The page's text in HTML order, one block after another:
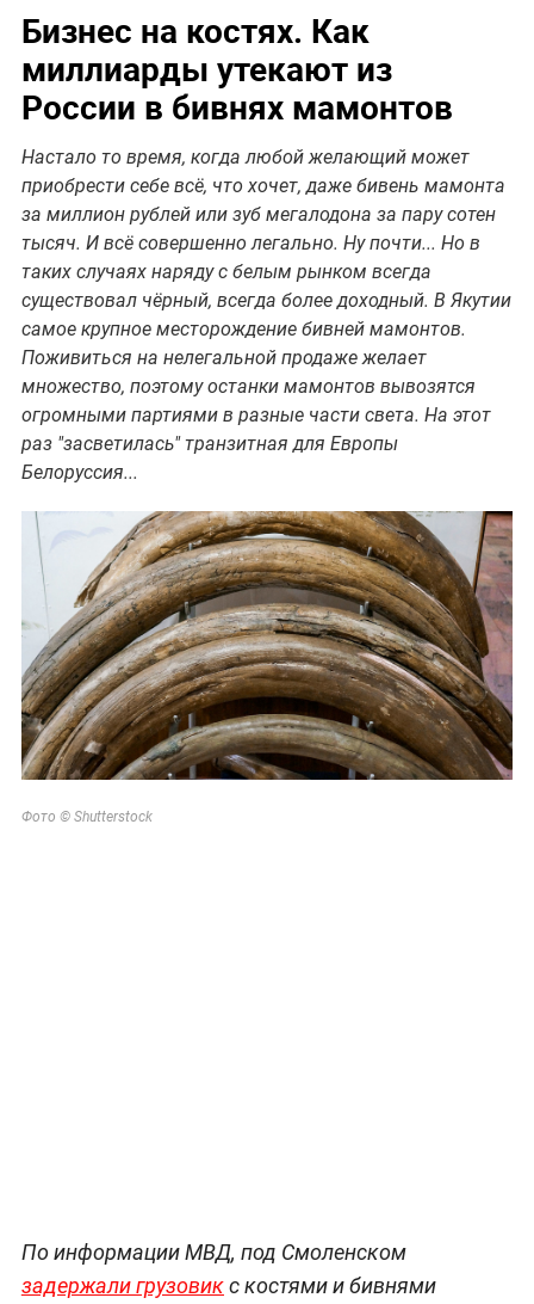
Бизнес на костях. Как
миллиарды утекают из
России в бивнях мамонтов
Настало то время, когда любой желающий может
приобрести себе всё, что хочет, даже бивень мамонта
за миллион рублей или зуб мегалодона за пару сотен
тысяч. И всё совершенно легально. Ну почти... Но в
таких случаях наряду с белым рынком всегда
существовал чёрный, всегда более доходный. В Якутии
самое крупное месторождение бивней мамонтов.
Поживиться на нелегальной продаже желает
множество, поэтому останки мамонтов вывозятся
огромными партиями в разные части света. На этот
раз "засветилась" транзитная для Европы
Белоруссия...
Фото © Shutterstock
По информации МВД, под Смоленском
задержали грузовикс костями и бивнями